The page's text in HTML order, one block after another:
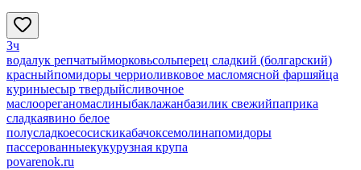
3ч
водалук репчатыйморковьсольперец сладкий (болгарский)
красныйпомидоры черриоливковое масломясной фаршяйца
куриныесыр твердыйсливочное
маслоореганомаслиныбаклажанбазилик свежийпаприка
сладкаявино белое
полусладкоесосискикабачоксемолинапомидоры
пассерованныекукурузная крупа
povarenok.ru